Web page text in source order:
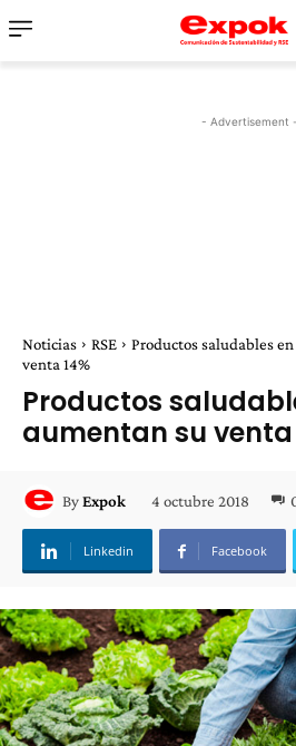
- Advertisement -
Noticias RSE
Productos saludables
venta 14%
Productos
aumentan su venta
ByExpok 4 octubre 2018
Linkedin Facebook